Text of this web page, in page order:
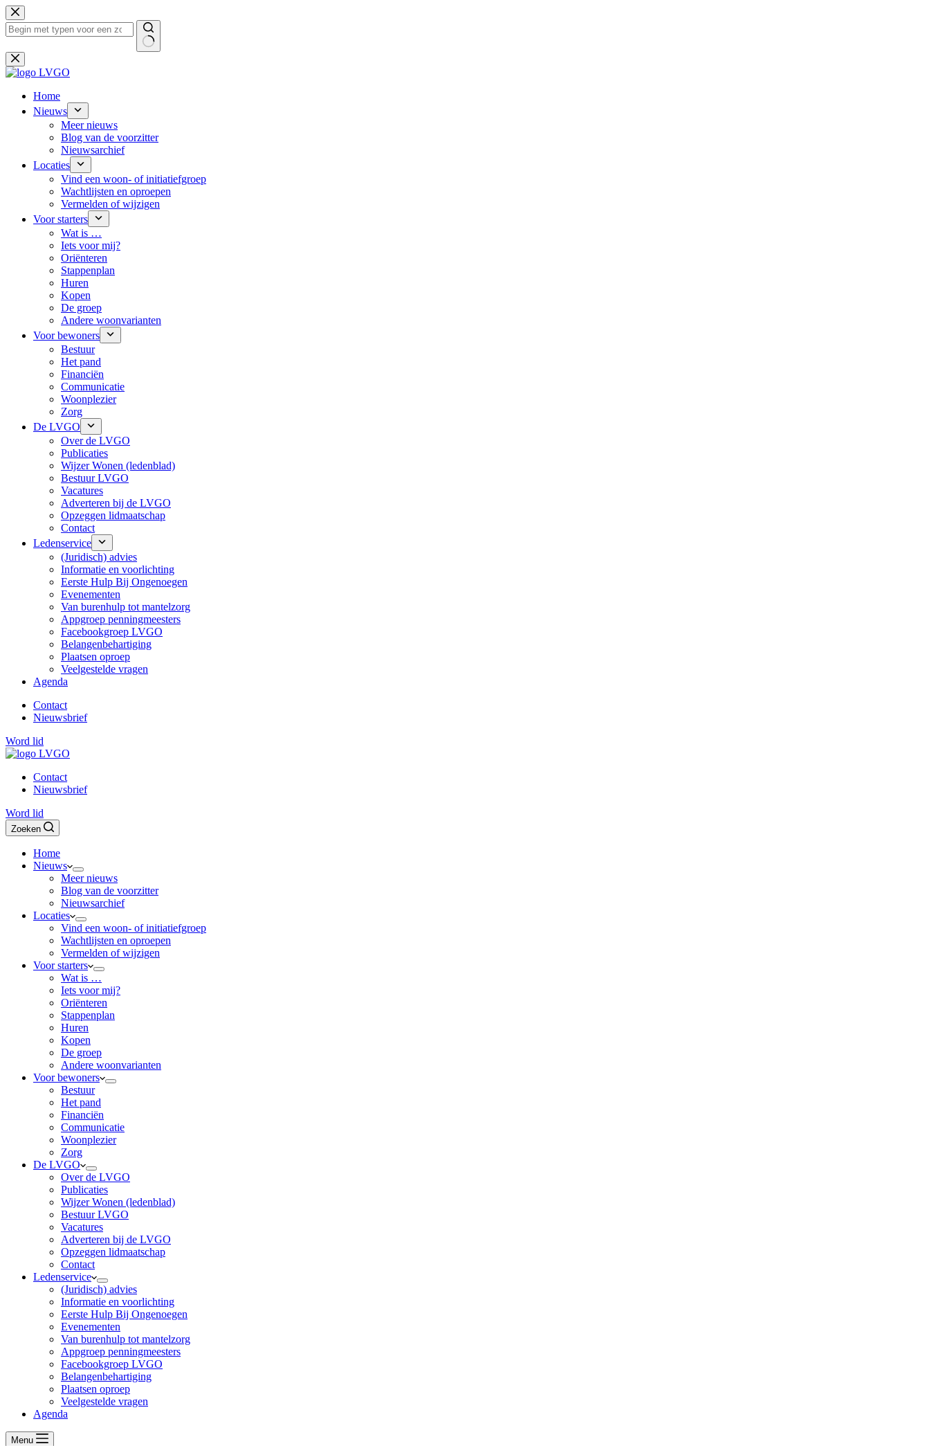
Ga
naar
de
Geen
resultaten
Home
Nieuws
Meer nieuws
Blog van de voorzitter
Nieuwsarchief
Locaties
Vind een woon- of initiatiefgroep
Wachtlijsten en oproepen
Vermelden of wijzigen
Voor starters
Wat is …
Iets voor mij?
Oriënteren
Stappenplan
Huren
Kopen
De groep
Andere woonvarianten
Voor bewoners
Bestuur
Het pand
Financiën
Communicatie
Woonplezier
Zorg
De LVGO
Over de LVGO
Publicaties
Wijzer Wonen (ledenblad)
Bestuur LVGO
Vacatures
Adverteren bij de LVGO
Opzeggen lidmaatschap
Contact
Ledenservice
(Juridisch) advies
Informatie en voorlichting
Eerste Hulp Bij Ongenoegen
Evenementen
Van burenhulp tot mantelzorg
Appgroep penningmeesters
Facebookgroep LVGO
Belangenbehartiging
Plaatsen oproep
Veelgestelde vragen
Agenda
Contact
Nieuwsbrief
Word lid
Contact
Nieuwsbrief
Word lid
Zoeken
Home
Nieuws
Meer nieuws
Blog van de voorzitter
Nieuwsarchief
Locaties
Vind een woon- of initiatiefgroep
Wachtlijsten en oproepen
Vermelden of wijzigen
Voor starters
Wat is …
Iets voor mij?
Oriënteren
Stappenplan
Huren
Kopen
De groep
Andere woonvarianten
Voor bewoners
Bestuur
Het pand
Financiën
Communicatie
Woonplezier
Zorg
De LVGO
Over de LVGO
Publicaties
Wijzer Wonen (ledenblad)
Bestuur LVGO
Vacatures
Adverteren bij de LVGO
Opzeggen lidmaatschap
Contact
Ledenservice
(Juridisch) advies
Informatie en voorlichting
Eerste Hulp Bij Ongenoegen
Evenementen
Van burenhulp tot mantelzorg
Appgroep penningmeesters
Facebookgroep LVGO
Belangenbehartiging
Plaatsen oproep
Veelgestelde vragen
Agenda
Menu